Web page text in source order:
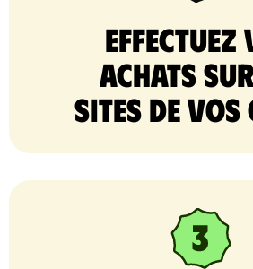
Effectuez
achats
sites de